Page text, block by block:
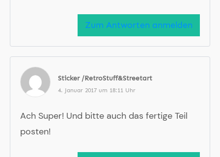
Zum Antworten anmelden
Sticker /RetroStuff&Streetart
4. Januar 2017 um 18:11 Uhr
Ach Super! Und bitte auch das fertige Teil
posten!